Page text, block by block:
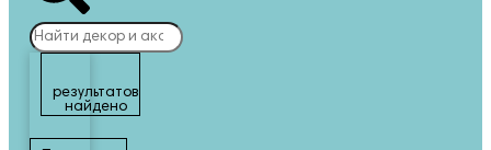
результатов
найдено